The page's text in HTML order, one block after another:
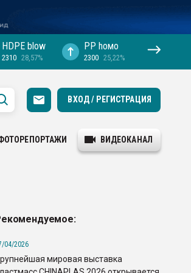
HDPE blow
2310 28,57%
PP hомо
2300 25,22%
ВХОД / РЕГИСТРАЦИЯ
ВИДЕОКАНАЛ
04/2026
мировая выставка